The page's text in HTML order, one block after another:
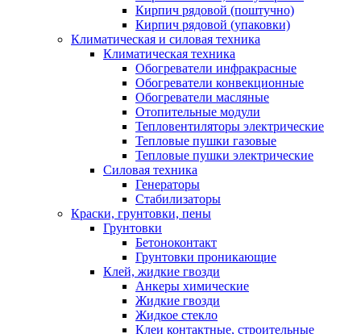
Кирпич рядовой (поштучно)
Кирпич рядовой (упаковки)
Климатическая и силовая техника
Климатическая техника
Обогреватели инфракрасные
Обогреватели конвекционные
Обогреватели масляные
Отопительные модули
Тепловентиляторы электрические
Тепловые пушки газовые
Тепловые пушки электрические
Силовая техника
Генераторы
Стабилизаторы
Краски, грунтовки, пены
Грунтовки
Бетоноконтакт
Грунтовки проникающие
Клей, жидкие гвозди
Анкеры химические
Жидкие гвозди
Жидкое стекло
Клеи контактные, строительные